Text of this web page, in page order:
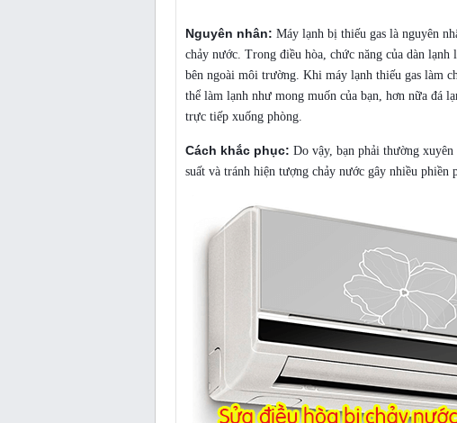
Nguyên nhân: Máy lạnh bị thiếu gas là nguyên
chảy nước. Trong điều hòa, chức năng của dàn
bên ngoài môi trường. Khi máy lạnh thiếu gas làm
thể làm lạnh như mong muốn của bạn, hơn nữa đá
trực tiếp xuống phòng.
Cách khắc phục: Do vậy, bạn phải thường xuyên
suất và tránh hiện tượng chảy nước gây nhiều phiền